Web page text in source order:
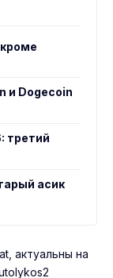
и Dogecoin
третий
асик
актуальны на